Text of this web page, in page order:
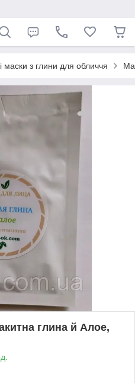
маски з глини для обличчя
глина й Алое,